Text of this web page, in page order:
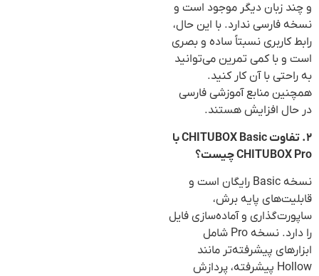
و چند زبان دیگر موجود است و
نسخه فارسی ندارد. با این حال،
رابط کاربری نسبتاً ساده و بصری
است و با کمی تمرین می‌توانید
به راحتی با آن کار کنید.
همچنین منابع آموزشی فارسی
در حال افزایش هستند.
۲. تفاوت CHITUBOX Basic با
CHITUBOX Pro چیست؟
نسخه Basic رایگان است و
قابلیت‌های پایه برش،
ساپورت‌گذاری و آماده‌سازی فایل
را دارد. نسخه Pro شامل
ابزارهای پیشرفته‌تر مانند
Hollow پیشرفته، پردازش